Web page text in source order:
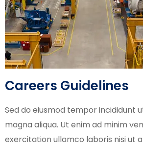
Careers Guidelines
Sed do eiusmod tempor incididunt
magna aliqua. Ut enim ad minim
exercitation ullamco laboris nisi ut